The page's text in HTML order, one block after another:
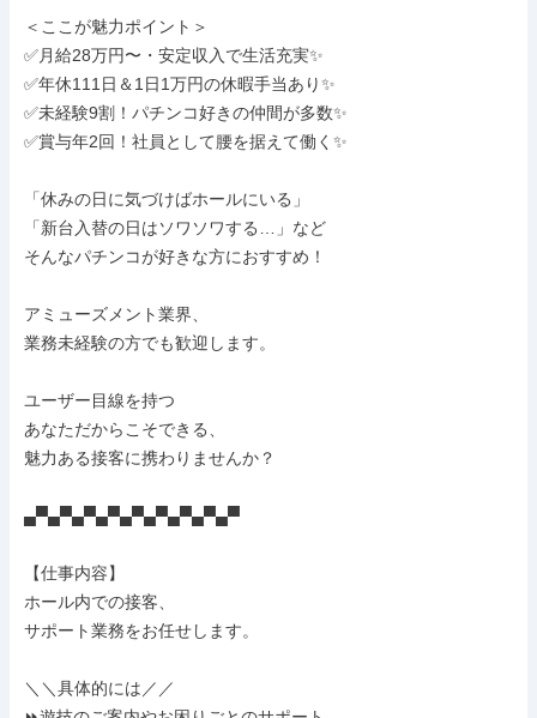
＜ここが魅力ポイント＞
✅月給28万円〜・安定収入で生活充実✨
✅年休111日＆1日1万円の休暇手当あり✨
✅未経験9割！パチンコ好きの仲間が多数✨
✅賞与年2回！社員として腰を据えて働く✨
「休みの日に気づけばホールにいる」
「新台入替の日はソワソワする…」など
そんなパチンコが好きな方におすすめ！
アミューズメント業界、
業務未経験の方でも歓迎します。
ユーザー目線を持つ
あなただからこそできる、
魅力ある接客に携わりませんか？
▄▀▄▀▄▀▄▀▄▀▄▀▄▀▄▀▄▀
【仕事内容】
ホール内での接客、
サポート業務をお任せします。
＼＼具体的には／／